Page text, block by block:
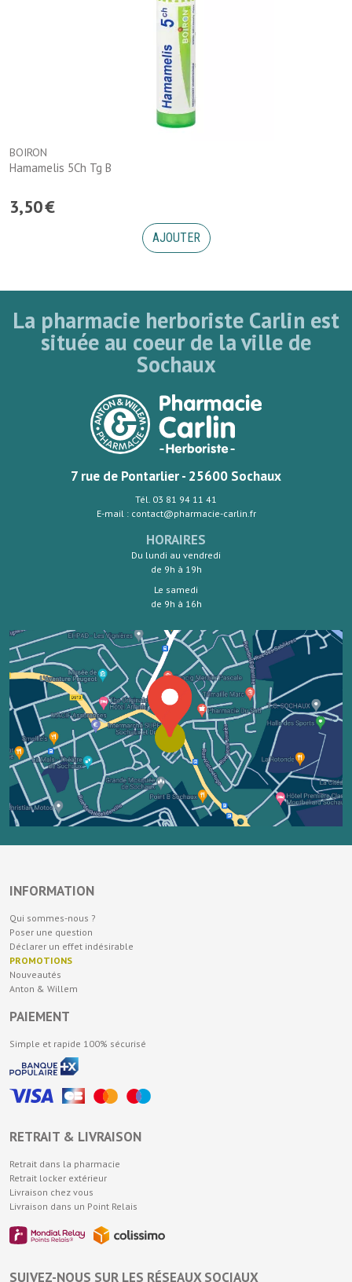
BOIRON
Hamamelis 5Ch Tg B
3,50€
AJOUTER
La pharmacie herboriste Carlin est
située au coeur de la ville de
Sochaux
7 rue de Pontarlier - 25600 Sochaux
Tél. 03 81 94 11 41
E-mail : contact@pharmacie-carlin.fr
HORAIRES
Du lundi au vendredi
de 9h à 19h
Le samedi
de 9h à 16h
INFORMATION
Qui sommes-nous ?
Poser une question
Déclarer un effet indésirable
PROMOTIONS
Nouveautés
Anton & Willem
PAIEMENT
Simple et rapide 100% sécurisé
RETRAIT & LIVRAISON
Retrait dans la pharmacie
Retrait locker extérieur
Livraison chez vous
Livraison dans un Point Relais
SUIVEZ-NOUS SUR LES RÉSEAUX SOCIAUX